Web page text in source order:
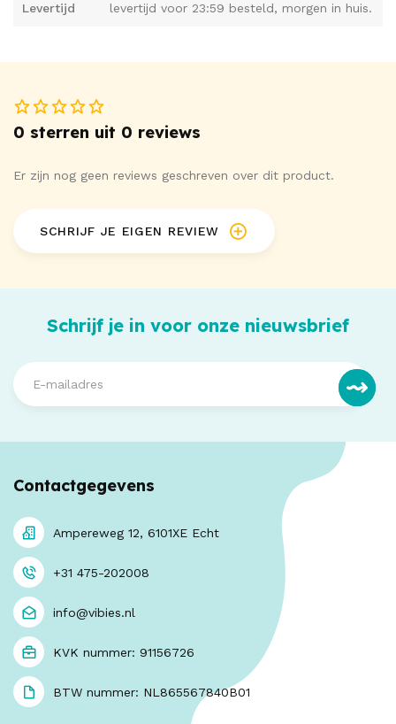
Levertijd levertijd voor 23:59 besteld, morgen in huis.
0 sterren uit 0 reviews
Er zijn nog geen reviews geschreven over dit product.
SCHRIJF JE EIGEN REVIEW
Schrijf je in voor onze nieuwsbrief
Contactgegevens
Ampereweg 12, 6101XE Echt
+31 475-202008
info@vibies.nl
KVK nummer: 91156726
BTW nummer: NL865567840B01